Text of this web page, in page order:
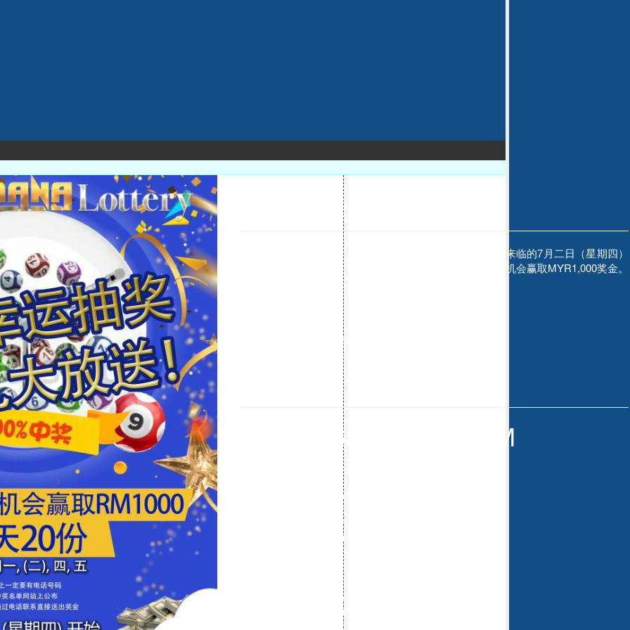
天天幸运抽奖来了
至各位敬爱的Good4D, Perdana, Lucky代理会员们，即将来临的7月二日（星期四）
开始，凡一张单内下单一天超过MYR20的会员就能合格有机会赢取MYR1,000奖金。
除了能赢百万积宝，还能天天抽奖赢奖金。
@ 每星期一，(二)，四，五。
@ 单上一定要有电话号码。
@ 中奖名单网站上公布。
官方会通过电话联系直接送出奖金。
1/Oct 中奖名单 : 9:30PM
49322541 - MAA*B899 @01680**552
28256300 - QAH*888 @01388**907
34838019 - WWW*HHH2 @01288**116
25288992 - PNA*8801 @01685**178
25291132 - ZBA*7832 @01298**256
49323055 - J1T*00BB @01659**793
34833015 - H22*54AB @01240**667
28254195 - KAR*AAPP5 @01783**895
34837526 - 1Z1*101 @01727**919
49321672 - 899*A18 @01285**063
34831789 - LTE*010 @01489**097
28255175 - AA9*99 @01040**000